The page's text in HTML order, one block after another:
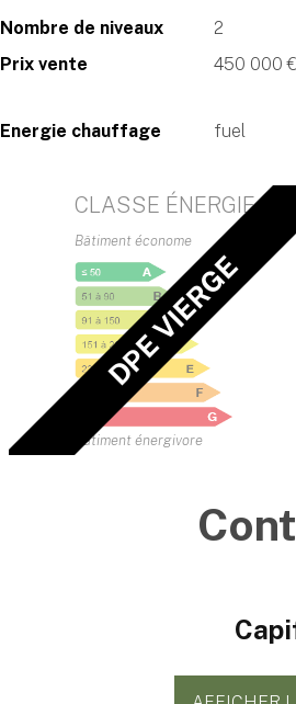
Nombre de niveaux
2
Prix vente
450 000 €
Energie chauffage
fuel
CLASSE ÉNERGIE
Bâtiment économe
Bâtiment énergivore
DPE VIERGE